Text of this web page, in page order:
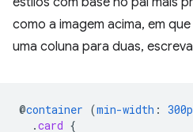
como a imagem acima, em
uma coluna para duas,
@container (min-width :
.card {